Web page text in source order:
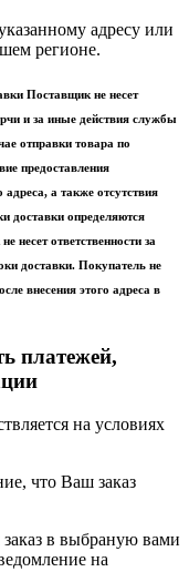
адресу или
регионе.
Поставщик не несет
и за иные действия службы
отправки товара по
предоставления
а также отсутствия
доставки определяются
несет ответственности за
доставки. Покупатель не
внесения этого адреса в
платежей,
на условиях
что Ваш заказ
в выбраную вами
на